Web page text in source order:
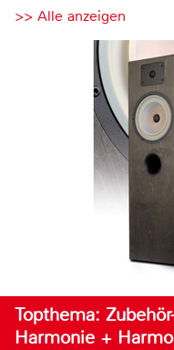
>> Alle anzeigen
Topthema:
Harmonie +